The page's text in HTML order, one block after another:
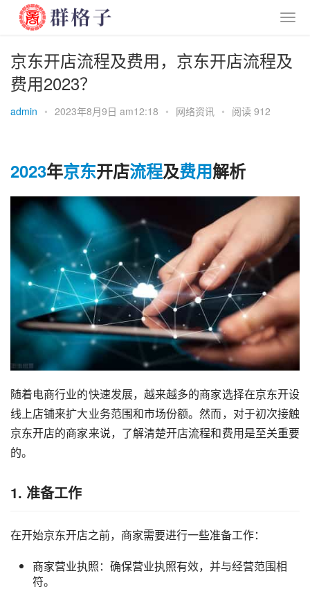
京东开店流程及费用，京东开店流程及
费用2023？
admin • 2023年8月9日 am12:18 • 网络资讯 • 阅读 912
2023年京东开店流程及费用解析
随着电商行业的快速发展，越来越多的商家选择在京东开设
线上店铺来扩大业务范围和市场份额。然而，对于初次接触
京东开店的商家来说，了解清楚开店流程和费用是至关重要
的。
1. 准备工作
在开始京东开店之前，商家需要进行一些准备工作：
商家营业执照：确保营业执照有效，并与经营范围相
符。